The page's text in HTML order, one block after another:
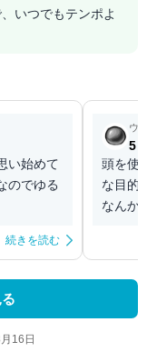
いつでもテンポよ
い始めて
のでゆる
続きを読む
ウェ
5
頭を使わ
な目的は
なんかも
16日